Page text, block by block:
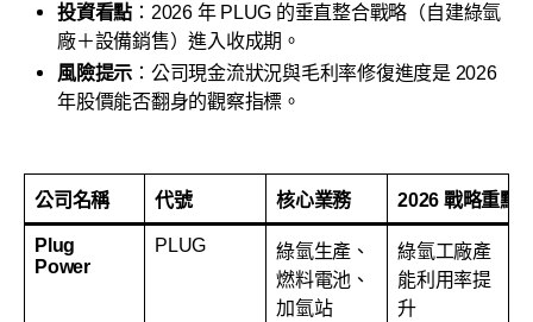
投資看點 ：2026 年 PLUG 的垂直整合戰略（自建綠氫
廠＋設備銷售）進入收成期。
風險提示 ：公司現金流狀況與毛利率修復進度是 2026
年股價能否翻身的觀察指標。
公司名稱 代號 核心業務 2026 戰略重點
Plug
Power
PLUG
綠氫生產、
燃料電池、
加氫站
綠氫工廠產
能利用率提
升